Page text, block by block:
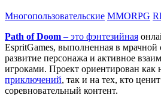
Многопользовательские MMORPG
Path of Doom – это фэнтезийная
EspritGames, выполненная в мрачной
развитие персонажа и активное
игроками. Проект ориентирован
приключений, так и на тех, кто
соревновательный контент.